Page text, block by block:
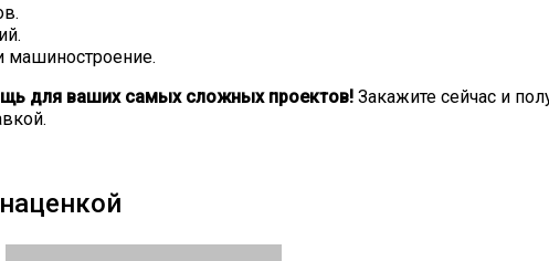
для ваших самых сложных проектов! Закажите сейчас и